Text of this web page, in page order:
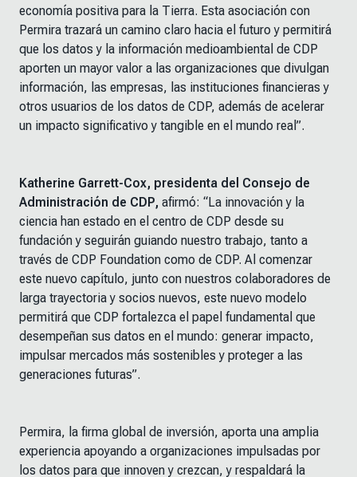
economía positiva para la Tierra. Esta asociación con
Permira trazará un camino claro hacia el futuro y permitirá
que los datos y la información medioambiental de CDP
aporten un mayor valor a las organizaciones que divulgan
información, las empresas, las instituciones financieras y
otros usuarios de los datos de CDP, además de acelerar
un impacto significativo y tangible en el mundo real”.
Katherine Garrett-Cox, presidenta del Consejo de
Administración de CDP, afirmó: “La innovación y la
ciencia han estado en el centro de CDP desde su
fundación y seguirán guiando nuestro trabajo, tanto a
través de CDP Foundation como de CDP. Al comenzar
este nuevo capítulo, junto con nuestros colaboradores de
larga trayectoria y socios nuevos, este nuevo modelo
permitirá que CDP fortalezca el papel fundamental que
desempeñan sus datos en el mundo: generar impacto,
impulsar mercados más sostenibles y proteger a las
generaciones futuras”.
Permira, la firma global de inversión, aporta una amplia
experiencia apoyando a organizaciones impulsadas por
los datos para que innoven y crezcan, y respaldará la